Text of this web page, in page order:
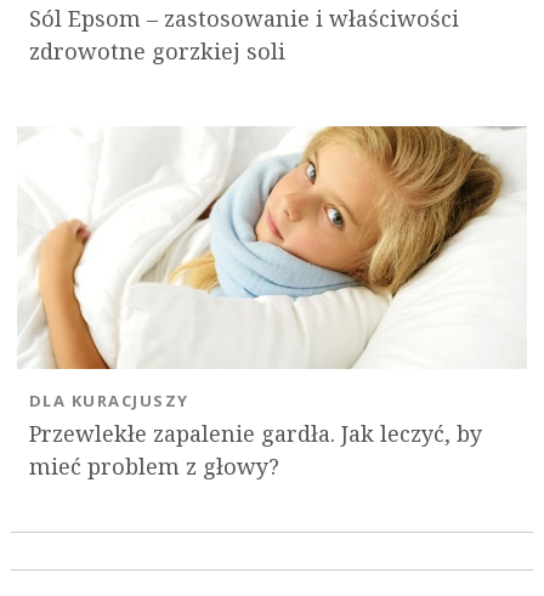
Sól Epsom – zastosowanie i właściwości
zdrowotne gorzkiej soli
Przewlekłe zapalenie gardła. Jak leczyć, by
mieć problem z głowy?
DLA KURACJUSZY